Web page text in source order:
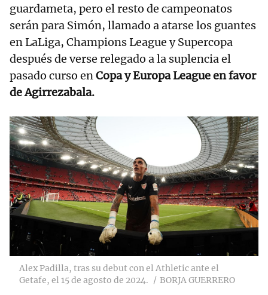
guardameta, pero el resto de campeonatos
serán para Simón, llamado a atarse los guantes
en LaLiga, Champions League y Supercopa
después de verse relegado a la suplencia el
pasado curso enCopa y Europa League en favor
de Agirrezabala.
Alex Padilla, tras su debut con el Athletic ante el
Getafe, el 15 de agosto de 2024.
BORJA GUERRERO